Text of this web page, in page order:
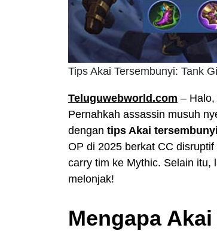
Tips Akai Tersembunyi: Tank
Teluguwebworld.com –
Pernahkah assassin musuh
dengan tips Akai tersembunyi
OP di 2025 berkat CC
carry tim ke Mythic. Selain itu,
melonjak!
Mengapa